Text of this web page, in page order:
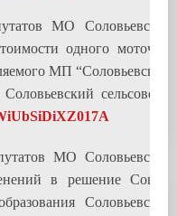
МО Соловьевский
одного моточаса
МП “Соловьевское”
сельсовет с
МО Соловьевский
в решение Совета
Соловьевский